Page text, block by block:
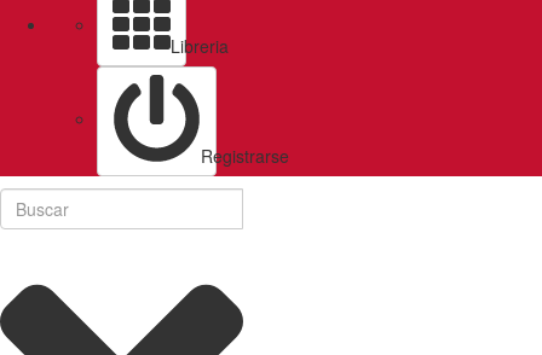
Libreria
Registrarse